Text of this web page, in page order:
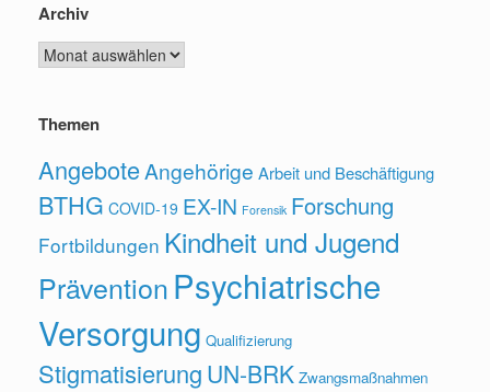
Archiv
Archiv
Themen
AngeboteAngehörige Arbeit und Beschäftigung
BTHG COVID-19 EX-IN Forensik Forschung
Fortbildungen Kindheit und Jugend
PräventionPsychiatrische
Versorgung Qualifizierung
Stigmatisierung UN-BRK Zwangsmaßnahmen